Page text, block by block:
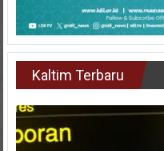
Kaltim Terbaru